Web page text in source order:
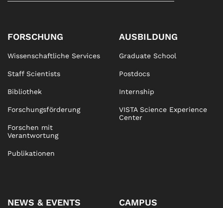
FORSCHUNG
Wissenschaftliche Services
Staff Scientists
Bibliothek
Forschungsförderung
Forschen mit
Verantwortung
Publikationen
AUSBILDUNG
Graduate School
Postdocs
Internship
VISTA Science Experience
Center
NEWS & EVENTS CAMPUS